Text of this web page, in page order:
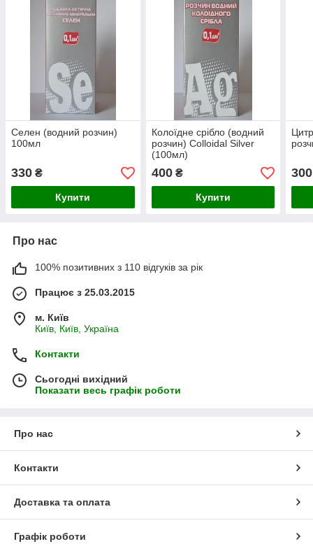
Селен (водний розчин)
100мл
330 ₴
Купити
Колоїдне срібло (водний
розчин) Colloidal Silver
(100мл)
400₴
Купити
300
Про нас
100% позитивних з 110 відгуків за рік
Працює з 25.03.2015
м. Київ
Київ, Київ, Україна
Контакти
Сьогодні вихідний
Показати весь графік роботи
Про нас
Контакти
Доставка та оплата
Графік роботи